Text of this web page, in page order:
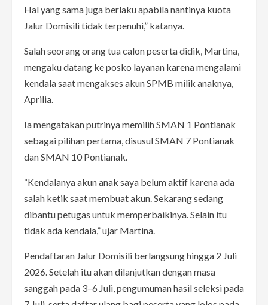
Hal yang sama juga berlaku apabila nantinya kuota
Jalur Domisili tidak terpenuhi,” katanya.
Salah seorang orang tua calon peserta didik, Martina,
mengaku datang ke posko layanan karena mengalami
kendala saat mengakses akun SPMB milik anaknya,
Aprilia.
Ia mengatakan putrinya memilih SMAN 1 Pontianak
sebagai pilihan pertama, disusul SMAN 7 Pontianak
dan SMAN 10 Pontianak.
“Kendalanya akun anak saya belum aktif karena ada
salah ketik saat membuat akun. Sekarang sedang
dibantu petugas untuk memperbaikinya. Selain itu
tidak ada kendala,” ujar Martina.
Pendaftaran Jalur Domisili berlangsung hingga 2 Juli
2026. Setelah itu akan dilanjutkan dengan masa
sanggah pada 3–6 Juli, pengumuman hasil seleksi pada